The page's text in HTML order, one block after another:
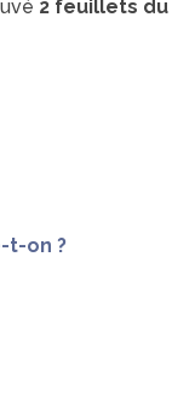
2 feuillets du
t-on ?